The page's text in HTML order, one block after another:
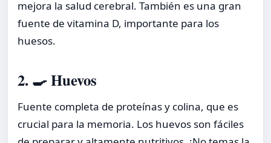
mejora la salud cerebral. También es una gran
fuente de vitamina D, importante para los
huesos.
2. 🍳 Huevos
Fuente completa de proteínas y colina, que es
crucial para la memoria. Los huevos son fáciles